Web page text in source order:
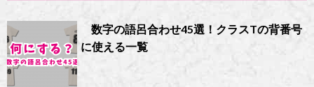
数字の語呂合わせ45選！クラスTの背番号
に使える一覧